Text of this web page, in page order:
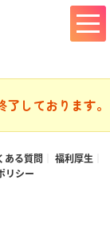
しております。
ある質問
福利厚生
リシー